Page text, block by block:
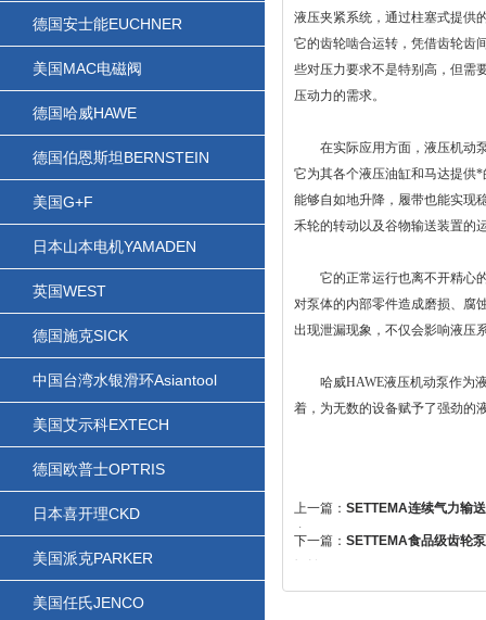
德国安士能EUCHNER
美国MAC电磁阀
德国哈威HAWE
德国伯恩斯坦BERNSTEIN
美国G+F
日本山本电机YAMADEN
英国WEST
德国施克SICK
中国台湾水银滑环Asiantool
美国艾示科EXTECH
德国欧普士OPTRIS
日本喜开理CKD
美国派克PARKER
美国任氏JENCO
液压夹紧系统，通过柱塞式提供
它的齿轮啮合运转，凭借齿轮齿
些对压力要求不是特别高，但需
压动力的需求。
在实际应用方面，液压机动泵
它为其各个液压油缸和马达提供
能够自如地升降，履带也能实现
禾轮的转动以及谷物输送装置的
它的正常运行也离不开精心的
对泵体的内部零件造成磨损、腐
出现泄漏现象，不仅会影响液压
哈威HAWE液压机动泵作为液
着，为无数的设备赋予了强劲的
上一篇： SETTEMA连续气力输
窍？
下一篇： SETTEMA食品级齿轮